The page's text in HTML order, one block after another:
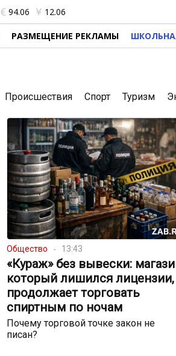
94.06 12.06
РАЗМЕЩЕНИЕ РЕКЛАМЫ
Происшествия Спорт Туризм
Общество 13:43
«Кураж» без вывески:
который лишился лицензии,
продолжает торговать
спиртным по ночам
Почему торговой точке закон не
писан?